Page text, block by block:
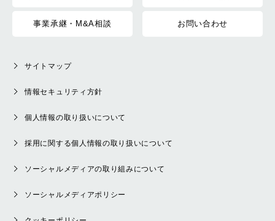
事業承継・M&A相談 お問い合わせ
サイトマップ
情報セキュリティ方針
個人情報の取り扱いについて
採用に関する個人情報の取り扱いについて
ソーシャルメディアの取り組みについて
ソーシャルメディアポリシー